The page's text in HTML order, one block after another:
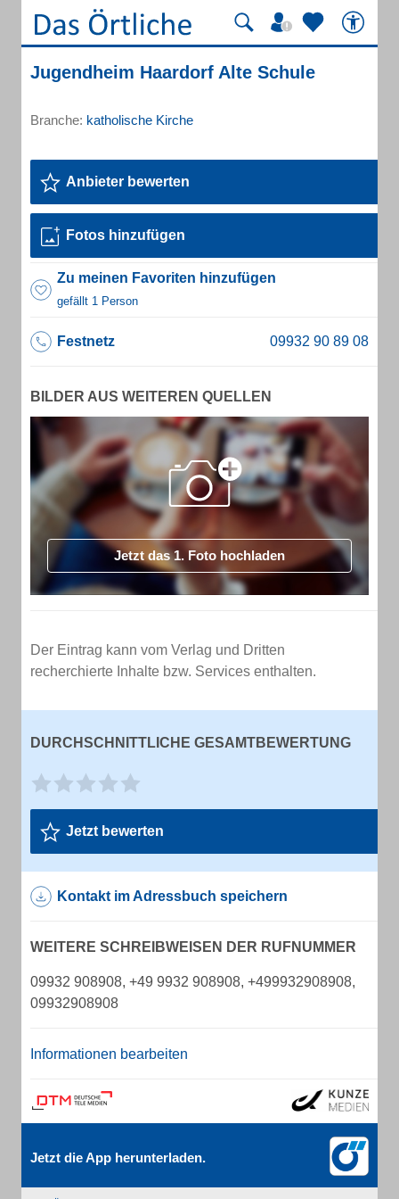
Jugendheim Haardorf Alte Schule
Branche: katholische Kirche
Anbieter bewerten
Fotos hinzufügen
Zu meinen Favoriten hinzufügen
gefällt 1 Person
Festnetz
BILDER AUS WEITEREN QUELLEN
Jetzt das 1. Foto hochladen
Der Eintrag kann vom Verlag und Dritten
recherchierte Inhalte bzw. Services enthalten.
DURCHSCHNITTLICHE GESAMTBEWERTUNG
Jetzt bewerten
Kontakt im Adressbuch speichern
WEITERE SCHREIBWEISEN DER RUFNUMMER
09932 908908, +49 9932 908908, +499932908908,
09932908908
Informationen bearbeiten
Jetzt die App herunterladen.